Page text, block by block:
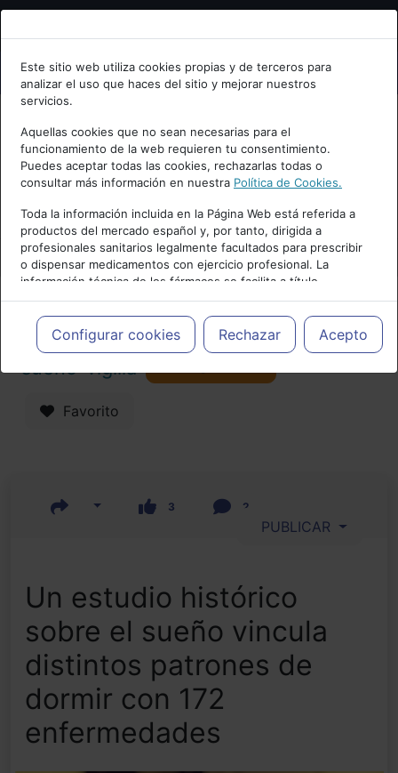
Bienvenid@ a psiquiatria.com
Escribe tu Email
Accede o regístrate con tu email.
Cancelar
Este sitio web utiliza cookies propias y de terceros para
analizar el uso que haces del sitio y mejorar nuestros
servicios.
Aquellas cookies que no sean necesarias para el
funcionamiento de la web requieren tu consentimiento.
Puedes aceptar todas las cookies, rechazarlas todas o
consultar más información en nuestra Política de Cookies.
Toda la información incluida en la Página Web está referida a
productos del mercado español y, por tanto, dirigida a
profesionales sanitarios legalmente facultados para prescribir
o dispensar medicamentos con ejercicio profesional. La
información técnica de los fármacos se facilita a título
meramente informativo, siendo responsabilidad de los
profesionales facultados prescribir medicamentos y decidir, en
cada caso concreto, el tratamiento más adecuado a las
necesidades del paciente.
Configurar cookies Rechazar Acepto
Actualidad y Artículos|Trastornos del
sueño-vigilia
Favorito
3 2
PUBLICAR
Un estudio histórico
sobre el sueño vincula
distintos patrones de
dormir con 172
enfermedades